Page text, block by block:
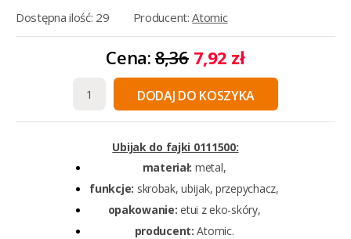
Dostępna ilość: 29 Producent:Atomic
Cena:8,36 7,92 zł
DODAJ DO KOSZYKA
Ubijak do fajki 0111500:
materiał: metal,
funkcje: skrobak, ubijak, przepychacz,
opakowanie:etui z eko-skóry,
producent:Atomic.